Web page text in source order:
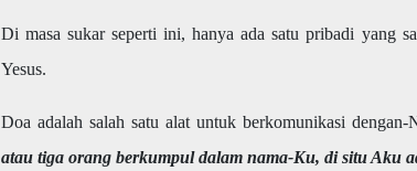
Di masa sukar seperti ini, hanya ada satu pribadi yang
Yesus.
Doa adalah salah satu alat untuk berkomunikasi
atau tiga orang berkumpul dalam nama-Ku, di situ Aku